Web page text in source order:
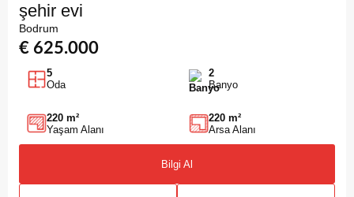
şehir evi
Bodrum
€ 625.000
5
Oda
2
Banyo
220 m²
Yaşam Alanı
220 m²
Arsa Alanı
Bilgi Al